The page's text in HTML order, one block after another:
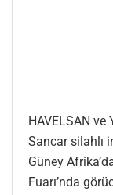
HAVELSAN
Sancar silahlı
Güney
Fuarı’nda